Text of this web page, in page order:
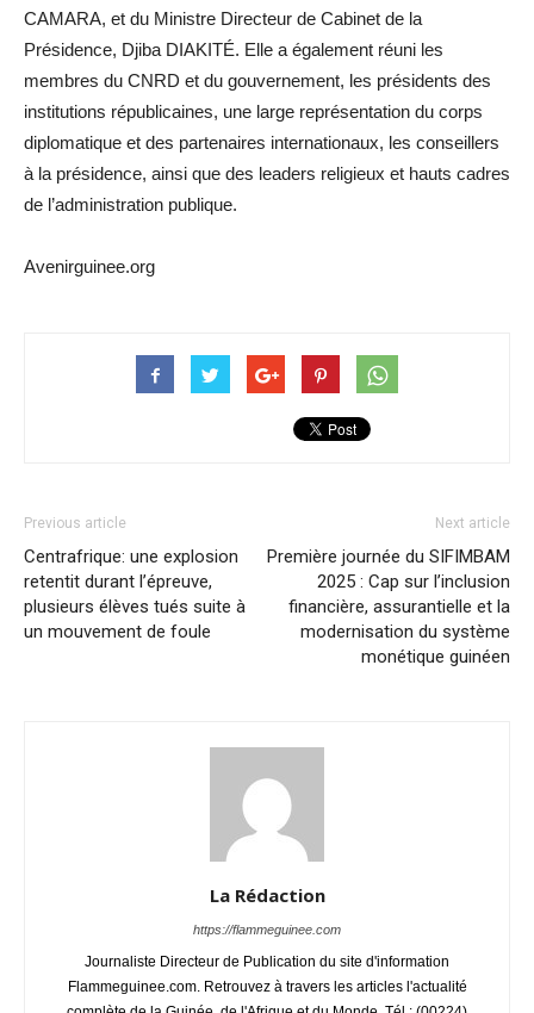
CAMARA, et du Ministre Directeur de Cabinet de la
Présidence, Djiba DIAKITÉ. Elle a également réuni les
membres du CNRD et du gouvernement, les présidents des
institutions républicaines, une large représentation du corps
diplomatique et des partenaires internationaux, les conseillers
à la présidence, ainsi que des leaders religieux et hauts cadres
de l’administration publique.
Avenirguinee.org
Previous article
Centrafrique: une explosion
retentit durant l’épreuve,
plusieurs élèves tués suite à
un mouvement de foule
Next article
Première journée du SIFIMBAM
2025 : Cap sur l’inclusion
financière, assurantielle et la
modernisation du système
monétique guinéen
La Rédaction
https://flammeguinee.com
Journaliste Directeur de Publication du site d'information
Flammeguinee.com. Retrouvez à travers les articles l'actualité